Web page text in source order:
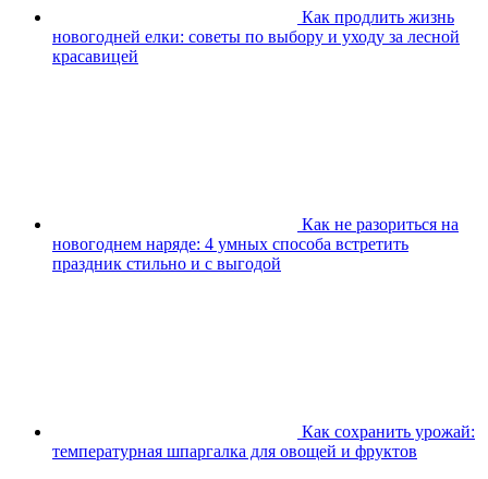
Как продлить жизнь
новогодней елки: советы по выбору и уходу за лесной
красавицей
Как не разориться на
новогоднем наряде: 4 умных способа встретить
праздник стильно и с выгодой
Как сохранить урожай:
температурная шпаргалка для овощей и фруктов